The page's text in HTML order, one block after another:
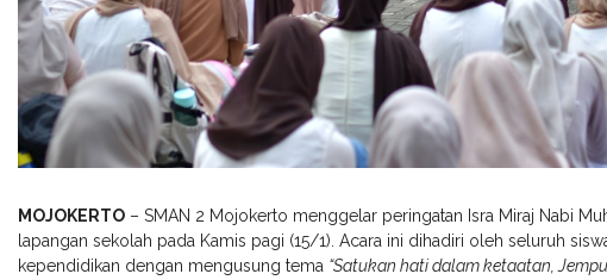
MOJOKERTO – SMAN 2 Mojokerto menggelar peringatan Isra Miraj Nabi
lapangan sekolah pada Kamis pagi (15/1). Acara ini dihadiri oleh seluruh
kependidikan dengan mengusung tema “Satukan hati dalam ketaatan,